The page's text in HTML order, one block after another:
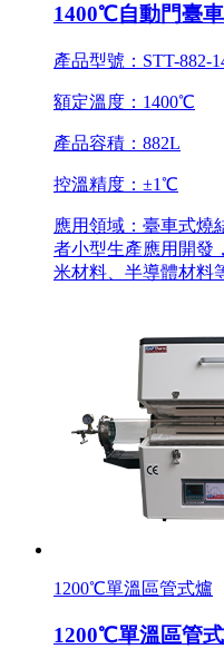
1400℃自動門臺
產品型號：STT-882-
額定溫度：1400℃
產品容積：882L
控溫精度：±1℃
應用領域：臺車式燒
者小型生產應用開發
米材料、半導體材料
1200℃單溫區管式爐
1200℃單溫區管